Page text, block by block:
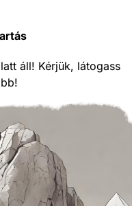
áll! Kérjük, látogass